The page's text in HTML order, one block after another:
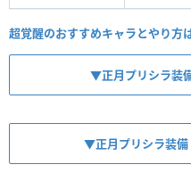
超覚醒のおすすめキャラとやり方
▼正月プリシラ装
▼正月プリシラ装備